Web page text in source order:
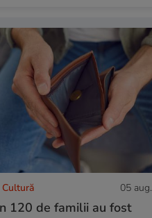
Cultură 05 aug.
120 de familii au fost